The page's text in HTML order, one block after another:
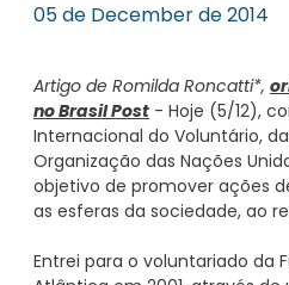
05 de December de 2014
Artigo de Romilda Roncatti*,
no Brasil Post - Hoje (5/12),
Internacional do Voluntário,
Organização das Nações
objetivo de promover ações
as esferas da sociedade, ao
Entrei para o voluntariado da